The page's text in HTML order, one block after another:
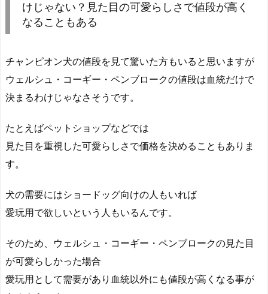
けじゃない？見た目の可愛らしさで値段が高く
なることもある
チャンピオン犬の値段を見て驚いた方もいると思いますが
ウェルシュ・コーギー・ペンブロークの値段は血統だけで
決まるわけじゃなさそうです。
たとえばペットショップなどでは
見た目を重視した可愛らしさで価格を決めることもありま
す。
犬の需要にはショードッグ向けの人もいれば
愛玩用で欲しいという人もいるんです。
そのため、ウェルシュ・コーギー・ペンブロークの見た目
が可愛らしかった場合
愛玩用として需要があり血統以外にも値段が高くなる事が